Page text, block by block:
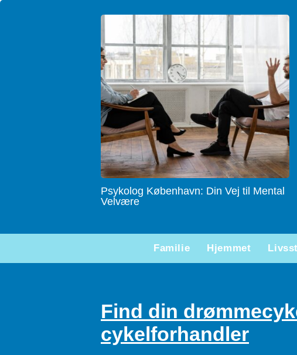
Psykolog København: Din Vej til Mental
Velvære
Familie Hjemmet
Find din
cykelforhandler